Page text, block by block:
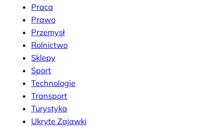
Praca
Prawo
Przemysł
Rolnictwo
Sklepy
Sport
Technologie
Transport
Turystyka
Ukryte Zajawki